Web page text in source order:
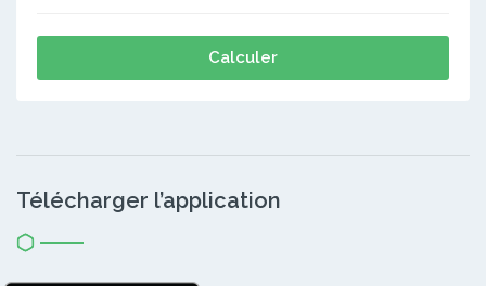
Calculer
Télécharger l’application